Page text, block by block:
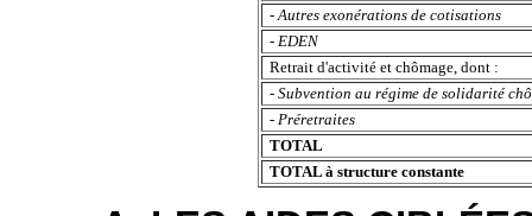
- Autres exonérations de cotisations
- EDEN
Retrait d'activité et chômage, dont :
- Subvention au régime de solidarité
- Préretraites
TOTAL
TOTAL à structure constante